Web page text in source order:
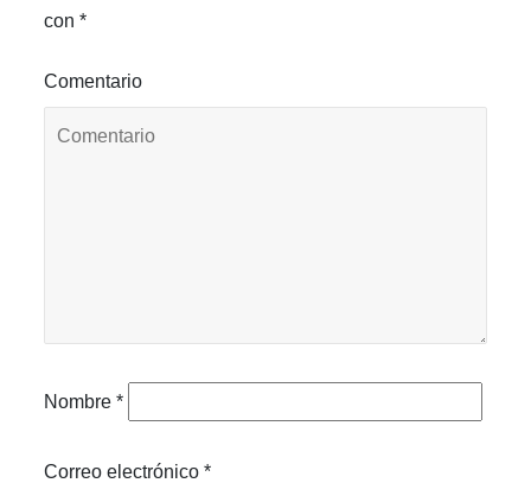
con*
Comentario
Nombre*
Correo electrónico*